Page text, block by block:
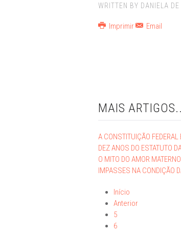
WRITTEN BY DANIELA
Imprimir Email
MAIS
A CONSTITUIÇÃO
DEZ ANOS DO ESTATUTO
O MITO DO AMOR MATERNO
IMPASSES NA CONDIÇÃO
Início
Anterior
5
6